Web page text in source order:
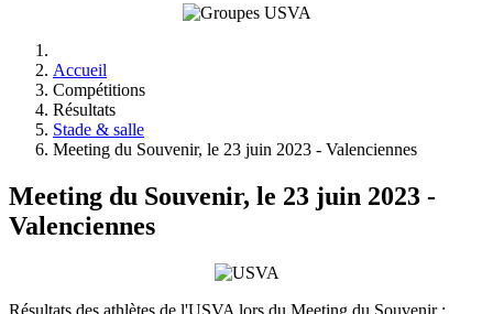
Accueil
Compétitions
Résultats
Stade & salle
Meeting du Souvenir, le 23 juin 2023 - Valenciennes
Meeting du Souvenir, le 23 juin 2023 -
Valenciennes
Résultats des athlètes de l'USVA lors du Meeting du Souvenir :